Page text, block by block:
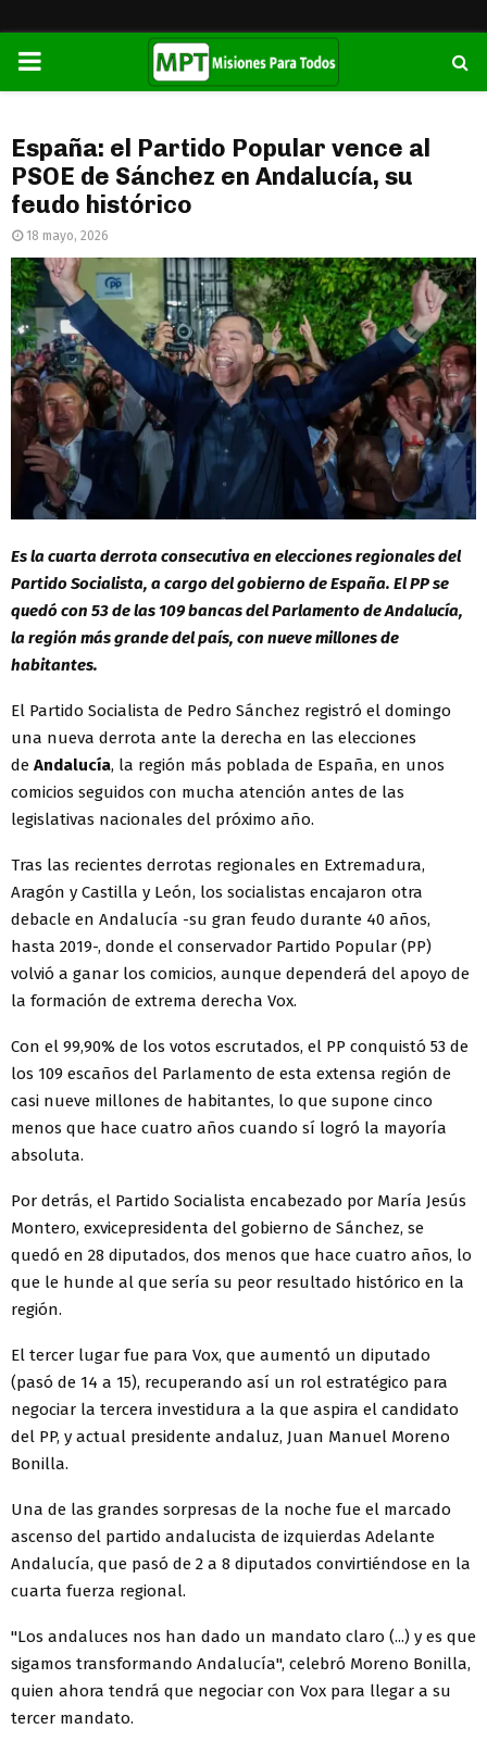
PRIMARY
España: el Partido Popular vence al
PSOE de Sánchez en Andalucía, su
feudo histórico
18 mayo, 2026
Es la cuarta derrota consecutiva en elecciones regionales del
Partido Socialista, a cargo del gobierno de España. El PP se
quedó con 53 de las 109 bancas del Parlamento de Andalucía,
la región más grande del país, con nueve millones de
habitantes.
El Partido Socialista de Pedro Sánchez registró el domingo
una nueva derrota ante la derecha en las elecciones
de Andalucía, la región más poblada de España, en unos
comicios seguidos con mucha atención antes de las
legislativas nacionales del próximo año.
Tras las recientes derrotas regionales en Extremadura,
Aragón y Castilla y León, los socialistas encajaron otra
debacle en Andalucía -su gran feudo durante 40 años,
hasta 2019-, donde el conservador Partido Popular (PP)
volvió a ganar los comicios, aunque dependerá del apoyo de
la formación de extrema derecha Vox.
Con el 99,90% de los votos escrutados, el PP conquistó 53 de
los 109 escaños del Parlamento de esta extensa región de
casi nueve millones de habitantes, lo que supone cinco
menos que hace cuatro años cuando sí logró la mayoría
absoluta.
Por detrás, el Partido Socialista encabezado por María Jesús
Montero, exvicepresidenta del gobierno de Sánchez, se
quedó en 28 diputados, dos menos que hace cuatro años, lo
que le hunde al que sería su peor resultado histórico en la
región.
El tercer lugar fue para Vox, que aumentó un diputado
(pasó de 14 a 15), recuperando así un rol estratégico para
negociar la tercera investidura a la que aspira el candidato
del PP, y actual presidente andaluz, Juan Manuel Moreno
Bonilla.
Una de las grandes sorpresas de la noche fue el marcado
ascenso del partido andalucista de izquierdas Adelante
Andalucía, que pasó de 2 a 8 diputados convirtiéndose en la
cuarta fuerza regional.
"Los andaluces nos han dado un mandato claro (...) y es que
sigamos transformando Andalucía", celebró Moreno Bonilla,
quien ahora tendrá que negociar con Vox para llegar a su
tercer mandato.